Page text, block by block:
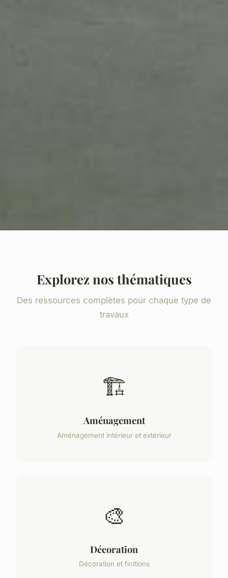
Explorez nos thématiques
Des ressources complètes pour chaque type de
travaux
🏗️
Aménagement
Aménagement intérieur et extérieur
🎨
Décoration
Décoration et finitions